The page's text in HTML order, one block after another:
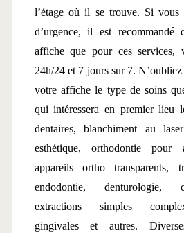
l’étage où il se trouve. Si vous
d’urgence, il est recommandé
affiche que pour ces services,
24h/24 et 7 jours sur 7.
votre affiche le type de soins
qui intéressera en premier lieu
dentaires, blanchiment au
esthétique, orthodontie pour
appareils ortho transparents,
endodontie, denturologie,
extractions simples
gingivales et autres.